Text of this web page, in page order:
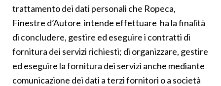
trattamento dei dati personali che Ropeca,
Finestre d’Autore intende effettuare ha la finalità
di concludere, gestire ed eseguire i contratti di
fornitura dei servizi richiesti; di organizzare, gestire
ed eseguire la fornitura dei servizi anche mediante
comunicazione dei dati a terzi fornitori o a società